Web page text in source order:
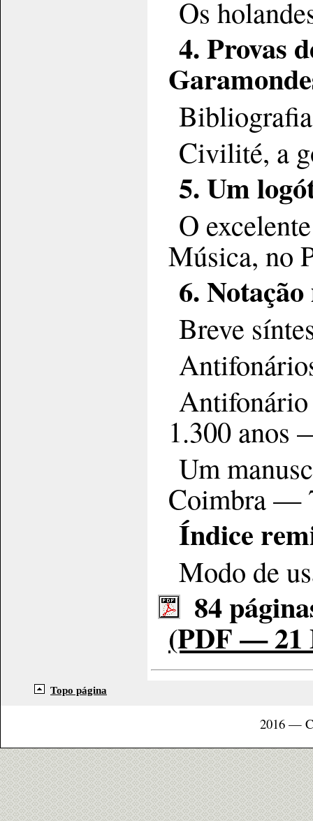
Os
4. Provas
Civilité, a
5. Um
O
Música, no
6.
Breve
Antifonário
1.300 anos
Um
Coimbra —
Índice
Modo de
84
(PDF — 21
Topo página
2016 —